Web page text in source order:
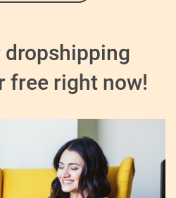
dropshipping
free right now!